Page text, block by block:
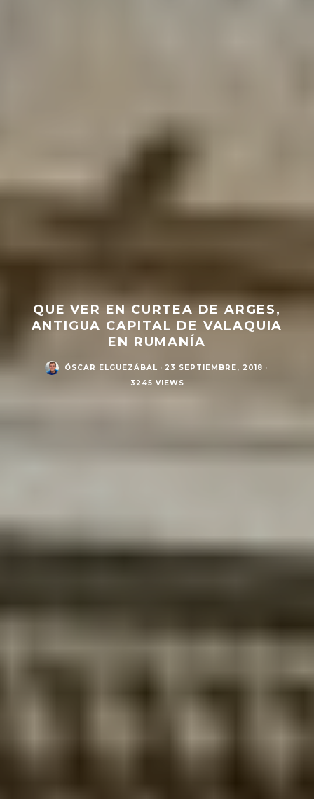
QUE VER EN CURTEA DE ARGES,
ANTIGUA CAPITAL DE VALAQUIA
EN RUMANÍA
ÓSCAR ELGUEZÁBAL · 23 SEPTIEMBRE, 2018 ·
3245 VIEWS